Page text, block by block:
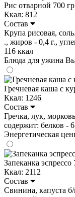
Рис отварной 700
Ккал: 812
Состав
Крупа рисовая,
., жиров - 0,4 г.,
116 ккал
Блюда для ужина
Гречневая каша с
Ккал: 1246
Состав
Гречка, лук,
содержит: белков -
Энергетическая
Запеканка
Ккал: 2112
Состав
Свинина, капуста б/